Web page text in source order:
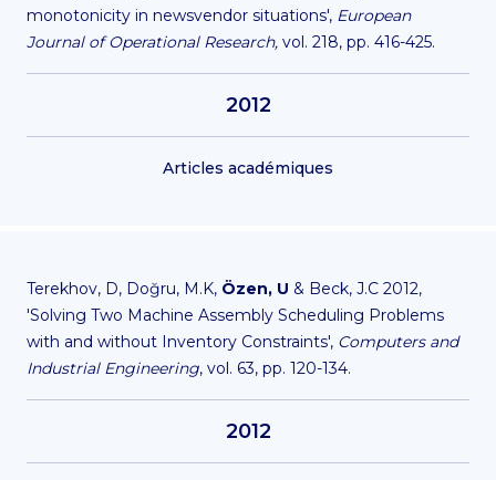
monotonicity in newsvendor situations', European
Journal of Operational Research, vol. 218, pp. 416-425.
2012
Articles académiques
Terekhov, D, Doğru, M.K, Özen, U & Beck, J.C 2012,
'Solving Two Machine Assembly Scheduling Problems
with and without Inventory Constraints', Computers and
Industrial Engineering, vol. 63, pp. 120-134.
2012